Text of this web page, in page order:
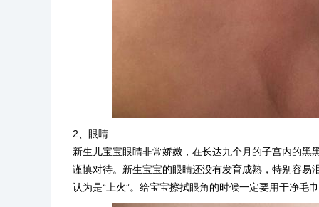
2、眼睛
新生儿宝宝眼睛非常娇嫩，在长达九个月的子宫内的
谨慎对待。新生宝宝的眼睛还没有发育成熟，特别容易
认为是“上火”。给宝宝擦拭眼角的时候一定要用干净毛